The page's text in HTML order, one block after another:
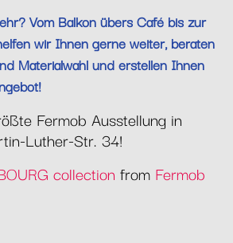
Vom Balkon übers Café bis zur
wir Ihnen gerne weiter, beraten
Materialwahl und erstellen Ihnen
Fermob Ausstellung in
Luther-Str. 34!
collection from Fermob